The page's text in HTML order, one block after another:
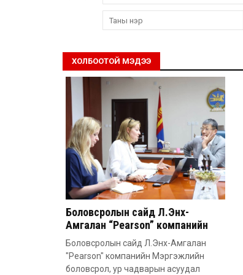
ХОЛБООТОЙ МЭДЭЭ
Боловсролын сайд Л.Энх-
Амгалан “Pearson” компанийн
удирдлагатай уулзлаа
Боловсролын сайд Л.Энх-Амгалан
"Pearson" компанийн Мэргэжлийн
боловсрол, ур чадварын асуудал